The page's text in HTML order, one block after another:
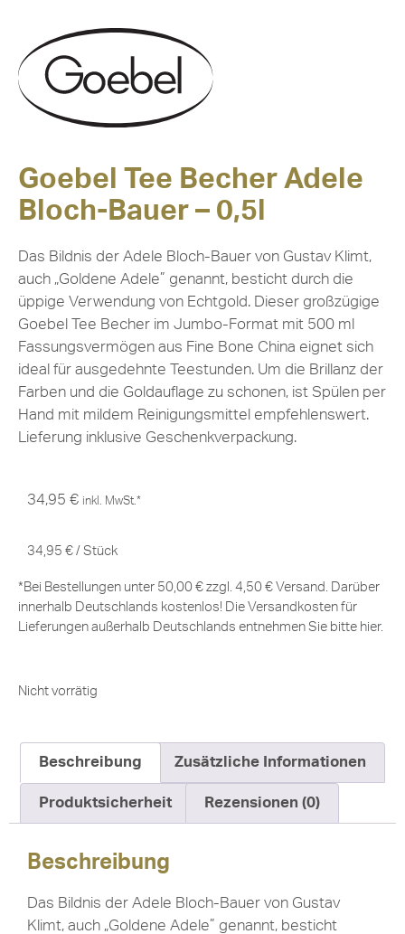
Goebel Tee Becher Adele
Bloch-Bauer – 0,5l
Das Bildnis der Adele Bloch-Bauer von Gustav Klimt,
auch „Goldene Adele” genannt, besticht durch die
üppige Verwendung von Echtgold. Dieser großzügige
Goebel Tee Becher im Jumbo-Format mit 500 ml
Fassungsvermögen aus Fine Bone China eignet sich
ideal für ausgedehnte Teestunden. Um die Brillanz der
Farben und die Goldauflage zu schonen, ist Spülen per
Hand mit mildem Reinigungsmittel empfehlenswert.
Lieferung inklusive Geschenkverpackung.
34,95 € inkl. MwSt.*
34,95 € / Stück
*Bei Bestellungen unter 50,00 € zzgl. 4,50 € Versand. Darüber
innerhalb Deutschlands kostenlos! Die Versandkosten für
Lieferungen außerhalb Deutschlands entnehmen Sie bitte hier.
Nicht vorrätig
Beschreibung Zusätzliche Informationen
Produktsicherheit Rezensionen (0)
Beschreibung
Das Bildnis der Adele Bloch-Bauer von Gustav
Klimt, auch „Goldene Adele” genannt, besticht